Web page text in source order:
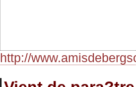
http://